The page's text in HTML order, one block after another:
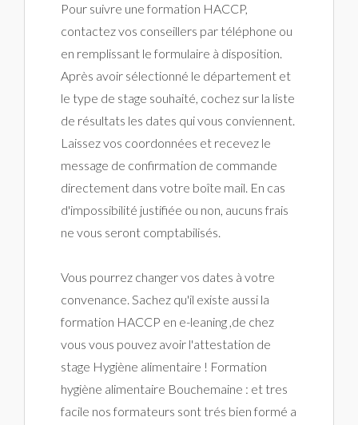
Pour suivre une formation HACCP,
contactez vos conseillers par téléphone ou
en remplissant le formulaire à disposition.
Après avoir sélectionné le département et
le type de stage souhaité, cochez sur la liste
de résultats les dates qui vous conviennent.
Laissez vos coordonnées et recevez le
message de confirmation de commande
directement dans votre boîte mail. En cas
d'impossibilité justifiée ou non, aucuns frais
ne vous seront comptabilisés.
Vous pourrez changer vos dates à votre
convenance. Sachez qu'il existe aussi la
formation HACCP en e-leaning ,de chez
vous vous pouvez avoir l'attestation de
stage Hygiène alimentaire ! Formation
hygiène alimentaire Bouchemaine : et tres
facile nos formateurs sont trés bien formé a